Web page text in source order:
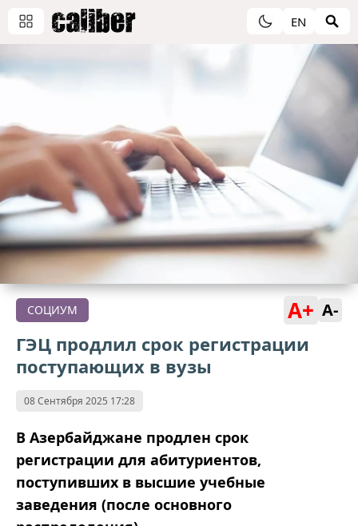
EN
СОЦИУМ A+ A-
ГЭЦ продлил срок регистрации
поступающих в вузы
08 Сентября 2025 17:28
В Азербайджане продлен срок
регистрации для абитуриентов,
поступивших в высшие учебные
заведения (после основного